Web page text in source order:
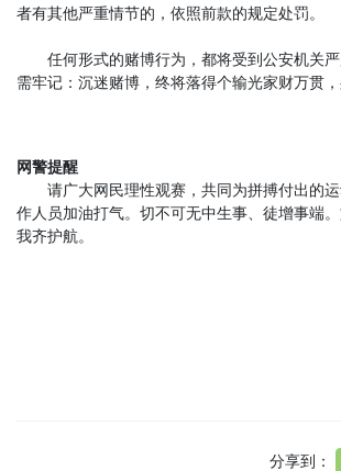
者有其他严重情节的，依照前款的规定处罚。
任何形式的赌博行为，都将受到公安机关严
需牢记：沉迷赌博，终将落得个输光家财万贯，
网警提醒
请广大网民理性观赛，共同为拼搏付出的运
作人员加油打气。切不可无中生事、徒增事端
我齐护航。
分享到：